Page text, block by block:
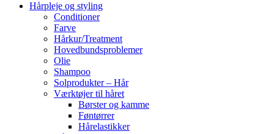
Hårpleje og styling
Conditioner
Farve
Hårkur/Treatment
Hovedbundsproblemer
Olie
Shampoo
Solprodukter – Hår
Værktøjer til håret
Børster og kamme
Føntørrer
Hårelastikker